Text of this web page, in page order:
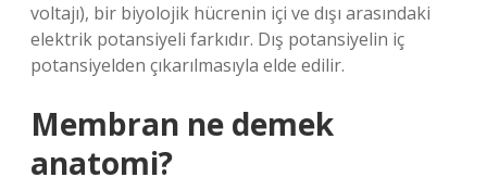
voltajı), bir biyolojik hücrenin içi ve dışı arasındaki
elektrik potansiyeli farkıdır. Dış potansiyelin iç
potansiyelden çıkarılmasıyla elde edilir.
Membran ne demek
anatomi?